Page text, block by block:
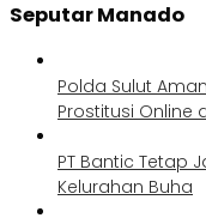
Seputar Manado
Polda Sulut
Prostitusi Online
PT Bantic Tetap
Kelurahan Buha